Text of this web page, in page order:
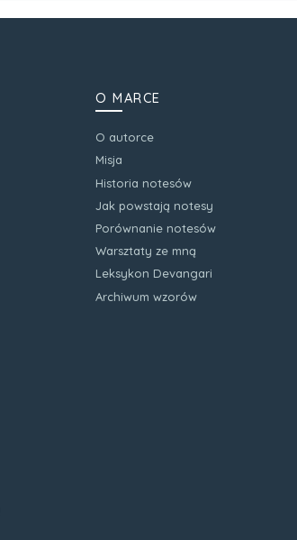
O MARCE
O autorce
Misja
Historia notesów
Jak powstają notesy
Porównanie notesów
Warsztaty ze mną
Leksykon Devangari
Archiwum wzorów